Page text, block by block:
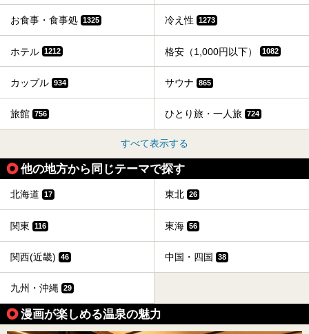
お食事・食事処 1325 冷え性 1273
ホテル 1212 格安（1,000円以下） 1082
カップル 934 サウナ 865
旅館 756 ひとり旅・一人旅 724
すべて表示する
他の地方から同じテーマで探す
北海道 17 東北 26
関東 116 東海 56
関西(近畿) 46 中国・四国 38
九州・沖縄 29
漫画が楽しめる温泉の魅力